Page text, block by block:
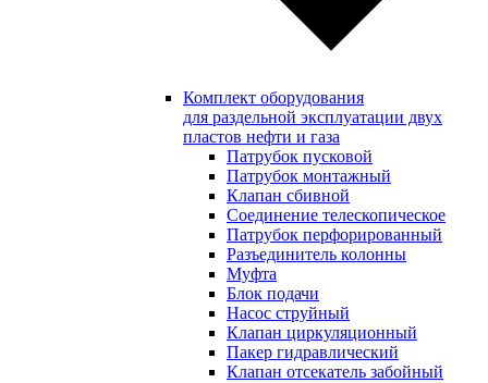
Комплект оборудования
для раздельной эксплуатации двух
пластов нефти и газа
Патрубок пусковой
Патрубок монтажный
Клапан сбивной
Соединение телескопическое
Патрубок перфорированный
Разъединитель колонны
Муфта
Блок подачи
Насос струйный
Клапан циркуляционный
Пакер гидравлический
Клапан отсекатель забойный